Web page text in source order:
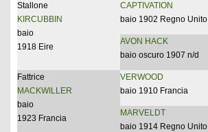
Stallone
KIRCUBBIN
baio
1918 Eire
CAPTIVATION
baio 1902 Regno Unito
AVON HACK
baio oscuro 1907 n/d
Fattrice
MACKWILLER
baio
1923 Francia
VERWOOD
baio 1910 Francia
MARVELDT
baio 1914 Regno Unito